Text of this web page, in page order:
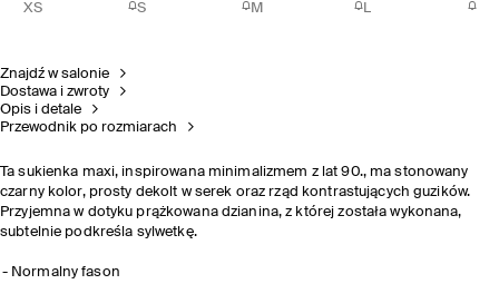
XS S M L
Znajdź w salonie
Dostawa i zwroty
Opis i detale
Przewodnik po rozmiarach
Ta sukienka maxi, inspirowana minimalizmem z lat 90., ma stonowany
czarny kolor, prosty dekolt w serek oraz rząd kontrastujących guzików.
Przyjemna w dotyku prążkowana dzianina, z której została wykonana,
subtelnie podkreśla sylwetkę.
Normalny fason